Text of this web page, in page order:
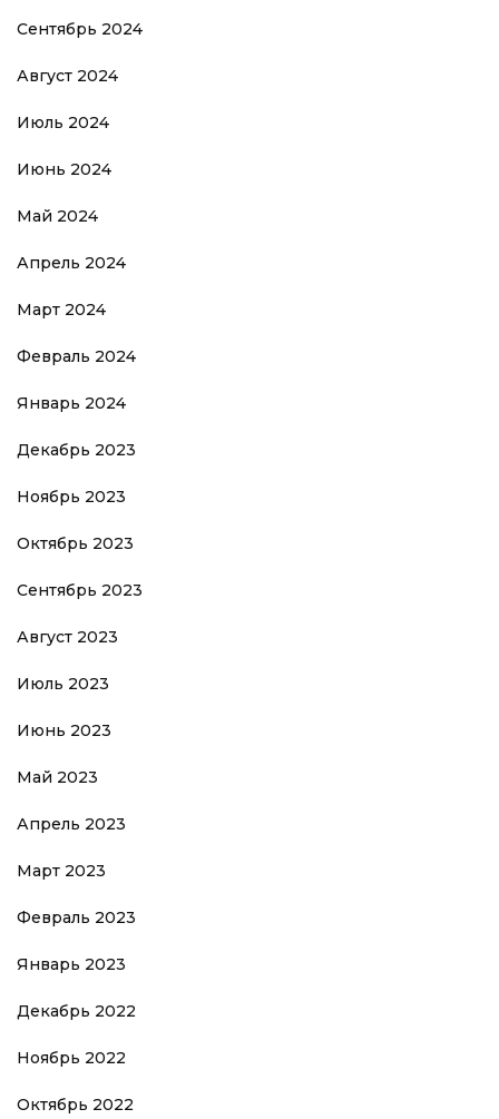
Сентябрь 2024
Август 2024
Июль 2024
Июнь 2024
Май 2024
Апрель 2024
Март 2024
Февраль 2024
Январь 2024
Декабрь 2023
Ноябрь 2023
Октябрь 2023
Сентябрь 2023
Август 2023
Июль 2023
Июнь 2023
Май 2023
Апрель 2023
Март 2023
Февраль 2023
Январь 2023
Декабрь 2022
Ноябрь 2022
Октябрь 2022